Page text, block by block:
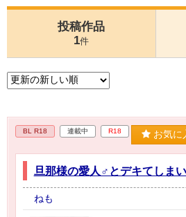
投稿作品
1件
BL R18 連載中 R18 お気に
旦那様の愛人♂とデキてしま
ねも